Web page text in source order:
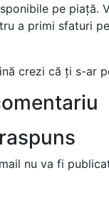
pe piață.
a primi sfaturi
crezi că ți s-ar
nu va fi